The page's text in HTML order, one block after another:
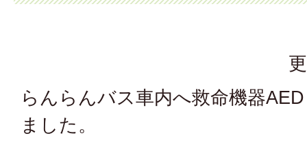
らんらんバス車内へ救命機器
ました。